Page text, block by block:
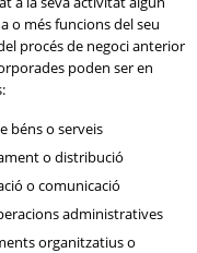
o més funcions del seu
procés de negoci anterior
poden ser en
béns o serveis
o distribució
o comunicació
administratives
organitzatius o